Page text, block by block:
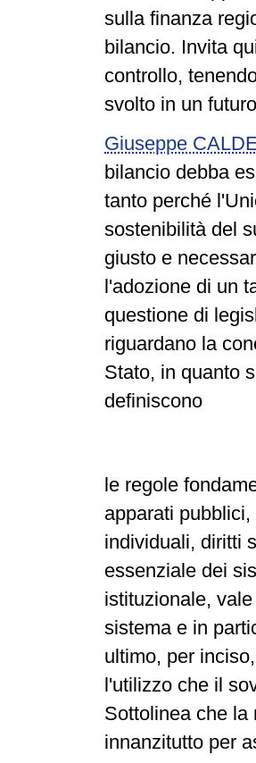
sulla finanza
bilancio. Invita
controllo,
svolto in un
Giuseppe
bilancio debba
tanto perché
sostenibilità del
giusto e
l'adozione di un
questione di
riguardano la
Stato, in quanto
definiscono
le regole
apparati
individuali, diritti
essenziale dei
istituzionale,
sistema e in
ultimo, per
l'utilizzo che il
Sottolinea che la
innanzitutto per